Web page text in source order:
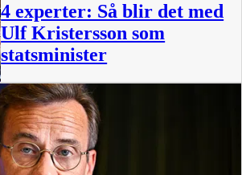
4 experter: Så blir det med
Ulf Kristersson som
statsminister